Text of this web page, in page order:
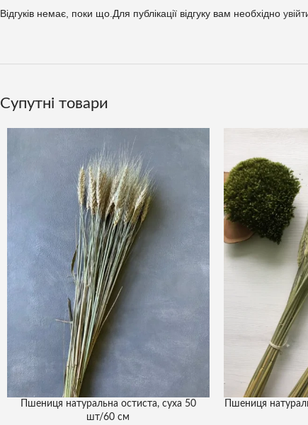
Відгуків немає, поки що.Для публікації відгуку вам необхідно
Супутні товари
Пшениця натуральна остиста, суха 50
шт/60 см
Пшениця